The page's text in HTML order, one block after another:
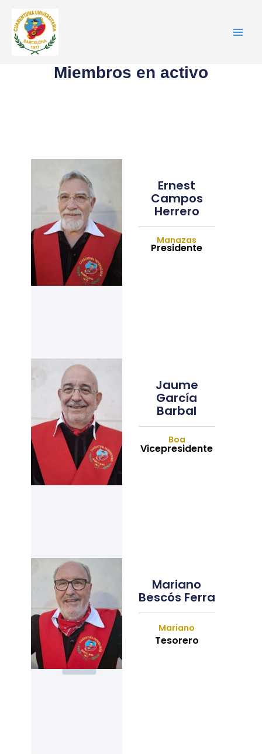
contenido
Miembros en activo
Ernest
Campos
Herrero
Manazas
Presidente
Jaume
García
Barbal
Boa
Vicepresidente
Mariano
Bescós Ferra
Mariano
Tesorero